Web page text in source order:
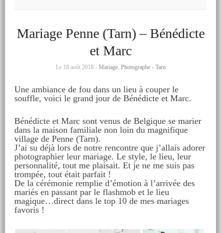
Mariage Penne (Tarn) – Bénédicte
et Marc
Le 18 août 2018 - Mariage, Photographe - Tarn
Une ambiance de fou dans un lieu à couper le
souffle, voici le grand jour de Bénédicte et Marc.
Bénédicte et Marc sont venus de Belgique se marier
dans la maison familiale non loin du magnifique
village de Penne (Tarn).
J’ai su déjà lors de notre rencontre que j’allais adorer
photographier leur mariage. Le style, le lieu, leur
personnalité, tout me plaisait. Et je ne me suis pas
trompée, tout était parfait !
De la cérémonie remplie d’émotion à l’arrivée des
mariés en passant par le flashmob et le lieu
magique…direct dans le top 10 de mes mariages
favoris !